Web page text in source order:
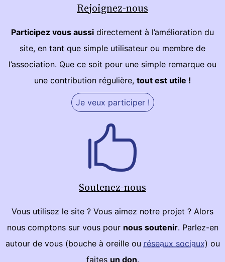
Rejoignez-nous
Participez vous aussi directement à l’amélioration du
site, en tant que simple utilisateur ou membre de
l’association. Que ce soit pour une simple remarque ou
une contribution régulière, tout est utile !
Je veux participer !
Soutenez-nous
Vous utilisez le site ? Vous aimez notre projet ? Alors
nous comptons sur vous pour nous soutenir. Parlez-en
autour de vous (bouche à oreille ou réseaux sociaux) ou
faites un don.